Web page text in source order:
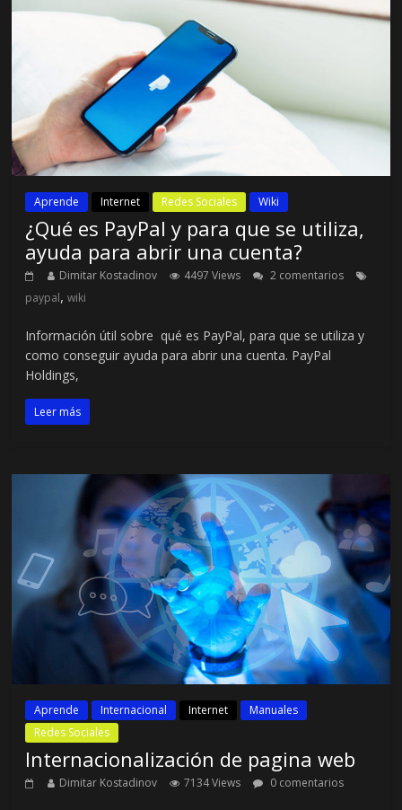
Aprende Internet Redes Sociales Wiki
¿Qué es PayPal y para que se utiliza,
ayuda para abrir una cuenta?
Dimitar Kostadinov 4497 Views
2 comentarios
paypal,wiki
Información útil sobre qué es PayPal, para que se utiliza y
como conseguir ayuda para abrir una cuenta. PayPal
Holdings,
Leer más
Aprende Internacional Internet
Manuales
Redes Sociales
Internacionalización de pagina web
Dimitar Kostadinov 7134 Views 0 comentarios